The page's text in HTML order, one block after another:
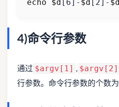
echo
$d [ 6] - $d [ 2] - $d
4)命令行参数
通过 $argv[1] , $argv[2]
行参数。命令行参数的个数为